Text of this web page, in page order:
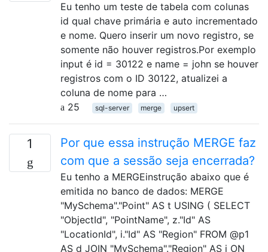
Eu tenho um teste de tabela com colunas
id qual chave primária e auto incrementado
e nome. Quero inserir um novo registro, se
somente não houver registros.Por exemplo
input é id = 30122 e name = john se houver
registros com o ID 30122, atualizei a
coluna de nome para …
25
sql-server merge upsert
1
Por que essa instrução MERGE faz
com que a sessão seja encerrada?
Eu tenho a MERGEinstrução abaixo que é
emitida no banco de dados: MERGE
"MySchema"."Point" AS t USING ( SELECT
"ObjectId", "PointName", z."Id" AS
"LocationId", i."Id" AS "Region" FROM @p1
AS d JOIN "MySchema"."Region" AS i ON